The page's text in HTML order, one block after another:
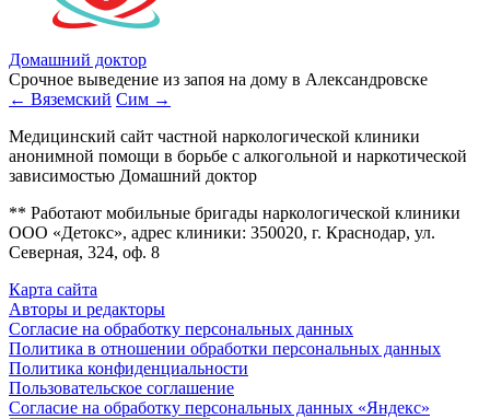
Домашний доктор
Срочное выведение из запоя на дому в Александровске
← Вяземский Сим →
Медицинский сайт частной наркологической клиники
анонимной помощи в борьбе с алкогольной и наркотической
зависимостью Домашний доктор
** Работают мобильные бригады наркологической клиники
ООО «Детокс», адрес клиники: 350020, г. Краснодар, ул.
Северная, 324, оф. 8
Карта сайта
Авторы и редакторы
Согласие на обработку персональных данных
Политика в отношении обработки персональных данных
Политика конфиденциальности
Пользовательское соглашение
Согласие на обработку персональных данных «Яндекс»